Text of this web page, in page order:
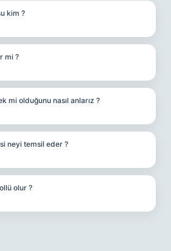
kim ?
mi ?
mi olduğunu nasıl anlarız ?
neyi temsil eder ?
olur ?